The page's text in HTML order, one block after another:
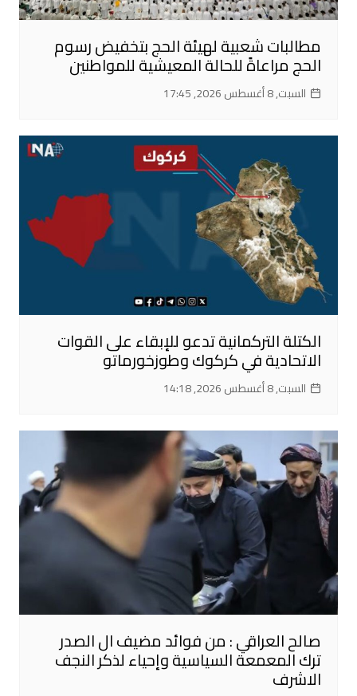
مطالبات شعبية لهيئة الحج بتخفيض رسوم
الحج مراعاةً للحالة المعيشية للمواطنين
السبت, 8 أغسطس 2026, 17:45
الكتلة التركمانية تدعو للإبقاء على القوات
الاتحادية في كركوك وطوزخورماتو
السبت, 8 أغسطس 2026, 14:18
صالح العراقي : من فوائد مضيف ال الصدر
ترك المعمعة السياسية وإحياء لذكر النجف
الاشرف